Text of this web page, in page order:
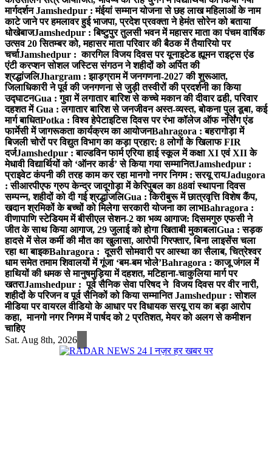
मार्गदर्शनJamshedpur : मंईयां सम्मान योजना से छह लाख महिलाओं के नाम
काटे जाने पर हमलावर हुई भाजपा, प्रदेश प्रवक्ता ने हेमंत सोरेन को बताया
धोखेबाजJamshedpur : बिष्टुपुर तुलसी भवन में महासर माता का पंचम वार्षिक
उत्सव 20 सितम्बर को, महासर माता परिवार की बैठक में तैयारियो पर
चर्चाJamshedpur : कारगिल विजय दिवस पर यूनाइटेड ह्यूमन राइट्स एंड
एंटी करप्शन सोशल जस्टिस संगठन ने शहीदों को अर्पित की
श्रद्धांजलिJhargram : झाड़ग्राम में जनगणना-2027 की शुरूआत,
जिलाधिकारी ने पूर्व की जनगणना से जुड़ी तस्वीरों की प्रदर्शनी का किया
उद्घाटनGua : गुवा में लगातार बारिश से कच्चे मकान की दीवार ढही, परिवार
दहशत मेंGua : लगातार बारिश से जनजीवन अस्त-व्यस्त, बोकना पुल डूबा, कई
मार्ग बाधितPotka : विश्व हेपेटाइटिस दिवस पर रंभा कॉलेज ऑफ नर्सिंग एंड
फार्मेसी में जागरूकता कार्यक्रम का आयोजनBahragora : बहरागोड़ा में
बिजली चोरों पर विद्युत विभाग का कड़ा प्रहार: 8 लोगों के खिलाफ FIR
दर्जJamshedpur : बाल्डविन फार्म एरिया हाई स्कूल में कक्षा XI एवं XII के
मेधावी विद्यार्थियों को ‘ऑनर कार्ड’ से किया गया सम्मानितJamshedpur :
प्राइवेट कंपनी की तरह काम कर रहा मानगो नगर निगम : सरयू रायJadugora
: सीआरपीएफ ग्रुप केन्द्र जादूगोड़ा में केरिपुबल का 88वां स्थापना दिवस
सम्पन्न, शहीदों को दी गई श्रद्धांजलिGua : किरीबुरू में छात्रवृत्ति विशेष कैंप,
खदान श्रमिकों के बच्चों को मिलेगा सरकारी योजना का लाभBahragora :
वीणापाणि स्टेडियम में बीसीएल सेशन-2 का भव्य आगाज: दिसमगुरु एफसी ने
जीत के साथ किया आगाज, 29 जुलाई को होगा खिताबी मुकाबलाGua : सड़क
हादसे में सेल कर्मी की मौत का खुलासा, आरोपी गिरफ्तार, बिना लाइसेंस चला
रहा था बाइकBahragora : दूसरी सोमवारी पर आस्था का सैलाब, चित्रेश्वर
धाम समेत तमाम शिवालयों में गूंजा ‘बम-बम भोले’Bahragora : काजू जंगल में
हाथियों की धमक से मानुषमुड़िया में दहशत, मटिहाना-चाकुलिया मार्ग पर
खतराJamshedpur : पूर्व सैनिक सेवा परिषद ने विजय दिवस पर वीर नारी,
शहीदों के परिजन व पूर्व सैनिकों को किया सम्मानितJamshedpur : सोशल
मीडिया पर वायरल वीडियो के आधार पर विधायक सरयू राय का बड़ा आरोप
कहा, मानगो नगर निगम में पार्षद को 2 प्रतिशत, मेयर को अलग से कमीशन
चाहिए
Sat. Aug 8th, 2026